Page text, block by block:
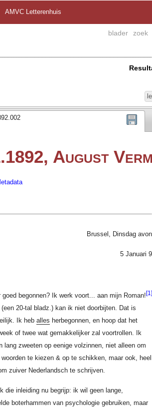
AMVC Letterenhuis
blader zoek
August
Brussel, Dinsdag
5 Januari
goed begonnen? Ik werk voort... aan mijn Roman![1]
(een 20-tal bladz.) kan ik niet doorbijten. Dat is
Ik heb alles herbegonnen, en hoop dat het
of twee wat gemakkelijker zal voortrollen. Ik
lang zweeten op eenige volzinnen, niet alleen om
te kiezen & op te schikken, maar ook, heel
zuiver Nederlandsch te schrijven.
die inleiding nu begrijp: ik wil geen lange,
boterhammen van psychologie gebruiken, maar